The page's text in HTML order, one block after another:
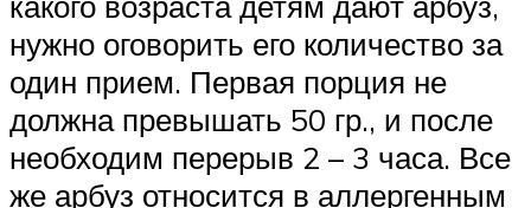
нужно оговорить его количество за
один прием. Первая порция не
должна превышать 50 гр., и после
необходим перерыв 2 – 3 часа. Все
же арбуз относится в аллергенным